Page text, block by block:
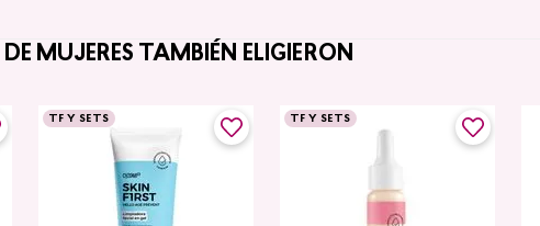
DE MUJERES TAMBIÉN ELIGIERON
TF Y SETS TF Y SETS